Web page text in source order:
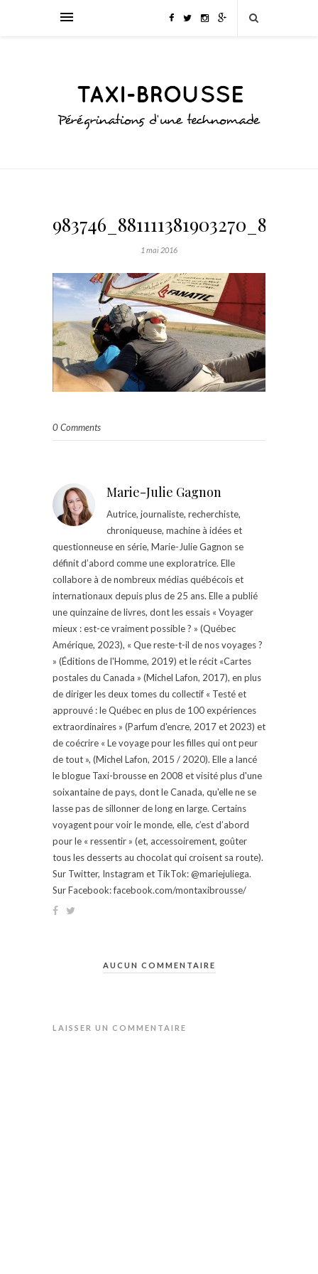
1 mai 2016
0 Comments
Marie-Julie Gagnon
Autrice, journaliste, recherchiste,
chroniqueuse, machine à idées et
questionneuse en série, Marie-Julie Gagnon se
définit d’abord comme une exploratrice. Elle
collabore à de nombreux médias québécois et
internationaux depuis plus de 25 ans. Elle a publié
une quinzaine de livres, dont les essais « Voyager
mieux : est-ce vraiment possible ? » (Québec
Amérique, 2023), « Que reste-t-il de nos voyages ?
» (Éditions de l'Homme, 2019) et le récit «Cartes
postales du Canada » (Michel Lafon, 2017), en plus
de diriger les deux tomes du collectif « Testé et
approuvé : le Québec en plus de 100 expériences
extraordinaires » (Parfum d'encre, 2017 et 2023) et
de coécrire « Le voyage pour les filles qui ont peur
de tout », (Michel Lafon, 2015 / 2020). Elle a lancé
le blogue Taxi-brousse en 2008 et visité plus d'une
soixantaine de pays, dont le Canada, qu'elle ne se
lasse pas de sillonner de long en large. Certains
voyagent pour voir le monde, elle, c’est d’abord
pour le « ressentir » (et, accessoirement, goûter
tous les desserts au chocolat qui croisent sa route).
Sur Twitter, Instagram et TikTok: @mariejuliega.
Sur Facebook: facebook.com/montaxibrousse/
AUCUN COMMENTAIRE
LAISSER UN COMMENTAIRE